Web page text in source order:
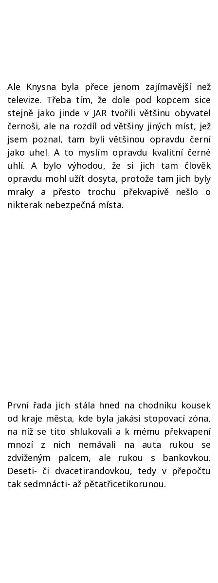
Ale Knysna byla přece jenom zajímavější než
televize. Třeba tím, že dole pod kopcem sice
stejně jako jinde v JAR tvořili většinu obyvatel
černoši, ale na rozdíl od většiny jiných míst, jež
jsem poznal, tam byli většinou opravdu černí
jako uhel. A to myslím opravdu kvalitní černé
uhlí. A bylo výhodou, že si jich tam člověk
opravdu mohl užít dosyta, protože tam jich byly
mraky a přesto trochu překvapivě nešlo o
nikterak nebezpečná místa.
První řada jich stála hned na chodníku kousek
od kraje města, kde byla jakási stopovací zóna,
na níž se tito shlukovali a k mému překvapení
mnozí z nich nemávali na auta rukou se
zdviženým palcem, ale rukou s bankovkou.
Deseti- či dvacetirandovkou, tedy v přepočtu
tak sedmnácti- až pětatřicetikorunou.